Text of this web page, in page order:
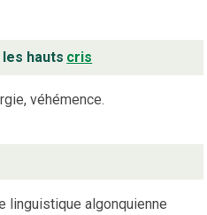
hauts cris
véhémence.
linguistique algonquienne